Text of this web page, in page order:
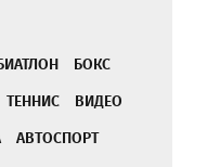
БОКС
ТЕННИС
ВИДЕО
АВТОСПОРТ